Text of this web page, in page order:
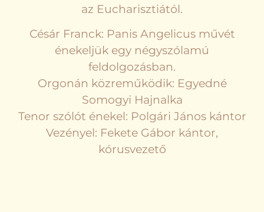
az Eucharisztiától.
Césár Franck: Panis Angelicus művét
énekeljük egy négyszólamú
feldolgozásban.
Orgonán közreműködik: Egyedné
Somogyi Hajnalka
Tenor szólót énekel: Polgári János kántor
Vezényel: Fekete Gábor kántor,
kórusvezető